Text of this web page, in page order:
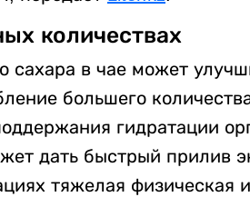
количествах
сахара в чае может
большего
гидратации
дать быстрый прилив
тяжелая физическая